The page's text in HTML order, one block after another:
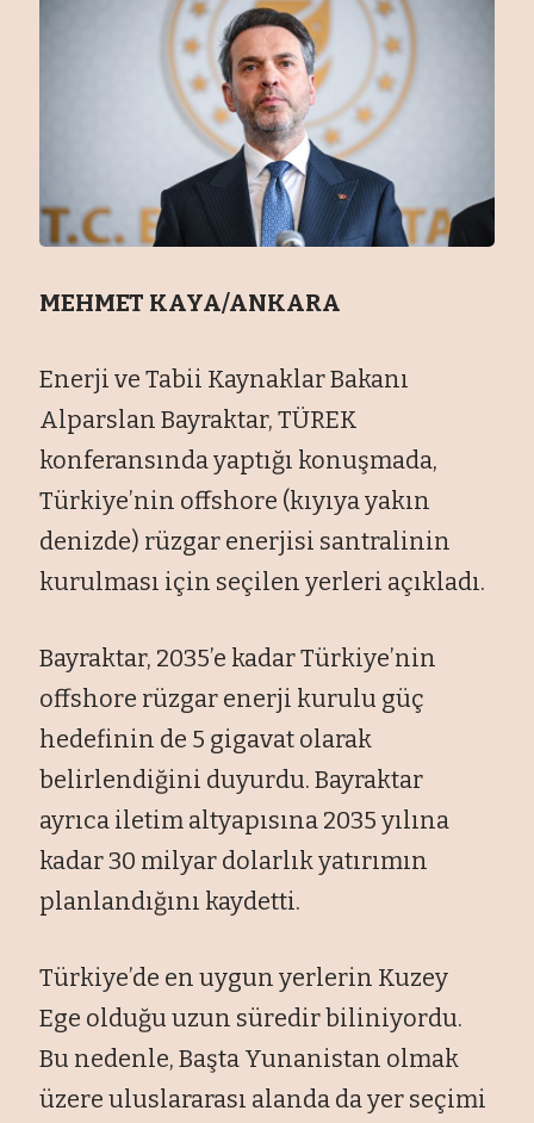
MEHMET KAYA/ANKARA
Enerji ve Tabii Kaynaklar Bakanı
Alparslan Bayraktar, TÜREK
konferansında yaptığı konuşmada,
Türkiye’nin offshore (kıyıya yakın
denizde) rüzgar enerjisi santralinin
kurulması için seçilen yerleri açıkladı.
Bayraktar, 2035’e kadar Türkiye’nin
offshore rüzgar enerji kurulu güç
hedefinin de 5 gigavat olarak
belirlendiğini duyurdu. Bayraktar
ayrıca iletim altyapısına 2035 yılına
kadar 30 milyar dolarlık yatırımın
planlandığını kaydetti.
Türkiye’de en uygun yerlerin Kuzey
Ege olduğu uzun süredir biliniyordu.
Bu nedenle, Başta Yunanistan olmak
üzere uluslararası alanda da yer seçimi